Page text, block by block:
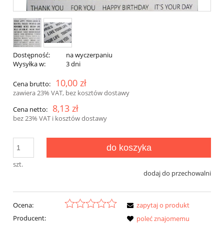
Dostępność:
na wyczerpaniu
Wysyłka w:
3 dni
Cena brutto: 10,00 zł
zawiera 23% VAT, bez kosztów dostawy
Cena netto:
8,13 zł
bez 23% VAT i kosztów dostawy
szt.
do koszyka
dodaj do przechowalni
Ocena:
Producent:
zapytaj o produkt
poleć znajomemu